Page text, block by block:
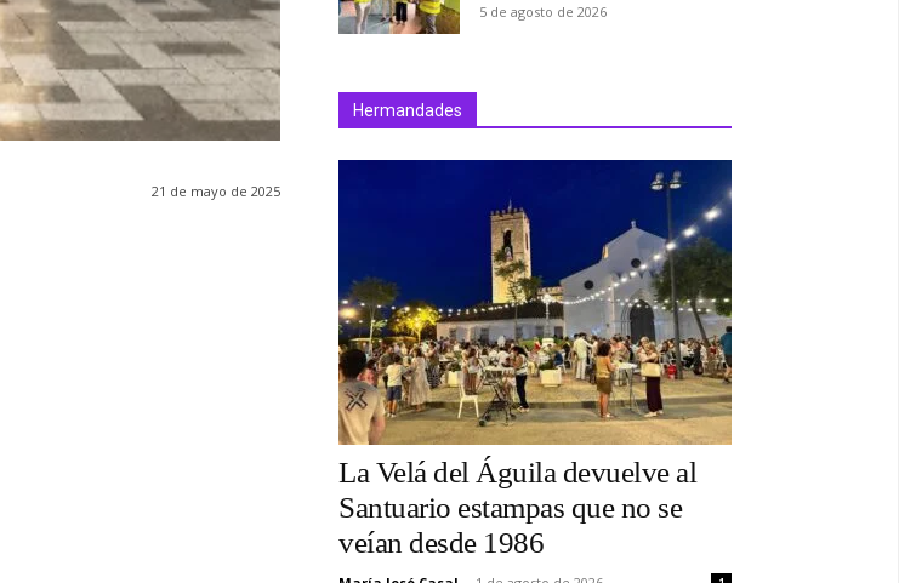
21 de mayo de 2025
5 de agosto de 2026
Hermandades
La Velá del Águila devuelve al
Santuario estampas que no se
veían desde 1986